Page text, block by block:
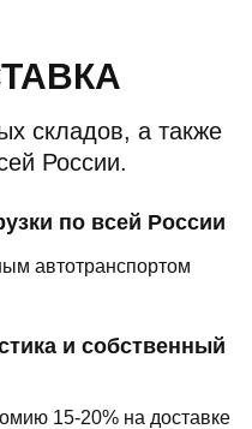
складов, а также
России.
по всей России
автотранспортом
и собственный
15-20% на доставке